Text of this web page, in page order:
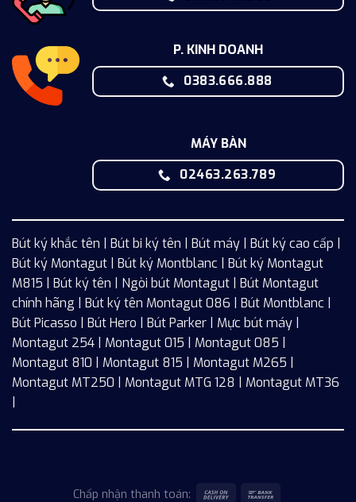
P. KINH DOANH
0383.666.888
MÁY BÀN
02463.263.789
Bút ký khắc tên | Bút bi ký tên | Bút máy | Bút ký cao cấp |
Bút ký Montagut | Bút ký Montblanc | Bút ký Montagut
M815 | Bút ký tên | Ngòi bút Montagut | Bút Montagut
chính hãng | Bút ký tên Montagut 086 | Bút Montblanc |
Bút Picasso | Bút Hero | Bút Parker | Mực bút máy |
Montagut 254 | Montagut 015 | Montagut 085 |
Montagut 810 | Montagut 815 | Montagut M265 |
Montagut MT250 | Montagut MTG 128 | Montagut MT36
|
Chấp nhận thanh toán: